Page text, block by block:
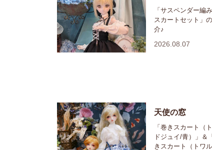
「サスペンダー編
スカートセット」
介♪
2026.08.07
天使の窓
「巻きスカート（
ドジュイ/青）」＆
きスカート（トワ